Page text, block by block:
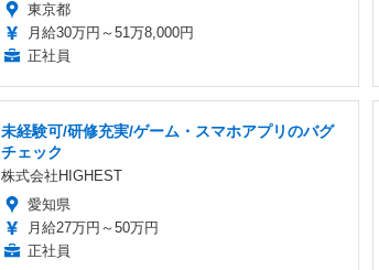
東京都
月給30万円～51万8,000円
正社員
未経験可/研修充実/ゲーム・スマホアプリのバグ
チェック
株式会社HIGHEST
愛知県
月給27万円～50万円
正社員